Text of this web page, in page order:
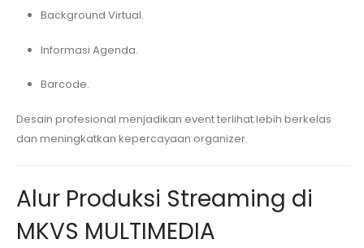
Background Virtual.
Informasi Agenda.
Barcode.
Desain profesional menjadikan event terlihat lebih berkelas
dan meningkatkan kepercayaan organizer.
Alur Produksi Streaming di
MKVS MULTIMEDIA